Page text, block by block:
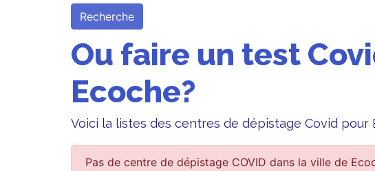
Recherche
Ou faire un test
Ecoche?
Voici la listes des centres de dépistage Covid pour
Pas de centre de dépistage COVID dans la ville de